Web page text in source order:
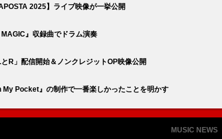
2025】ライブ映像が一挙公開
』収録曲でドラム演奏
R」配信開始＆ノンクレジットOP映像公開
Pocket』の制作で一番楽しかったことを明かす
MUSIC NEWS